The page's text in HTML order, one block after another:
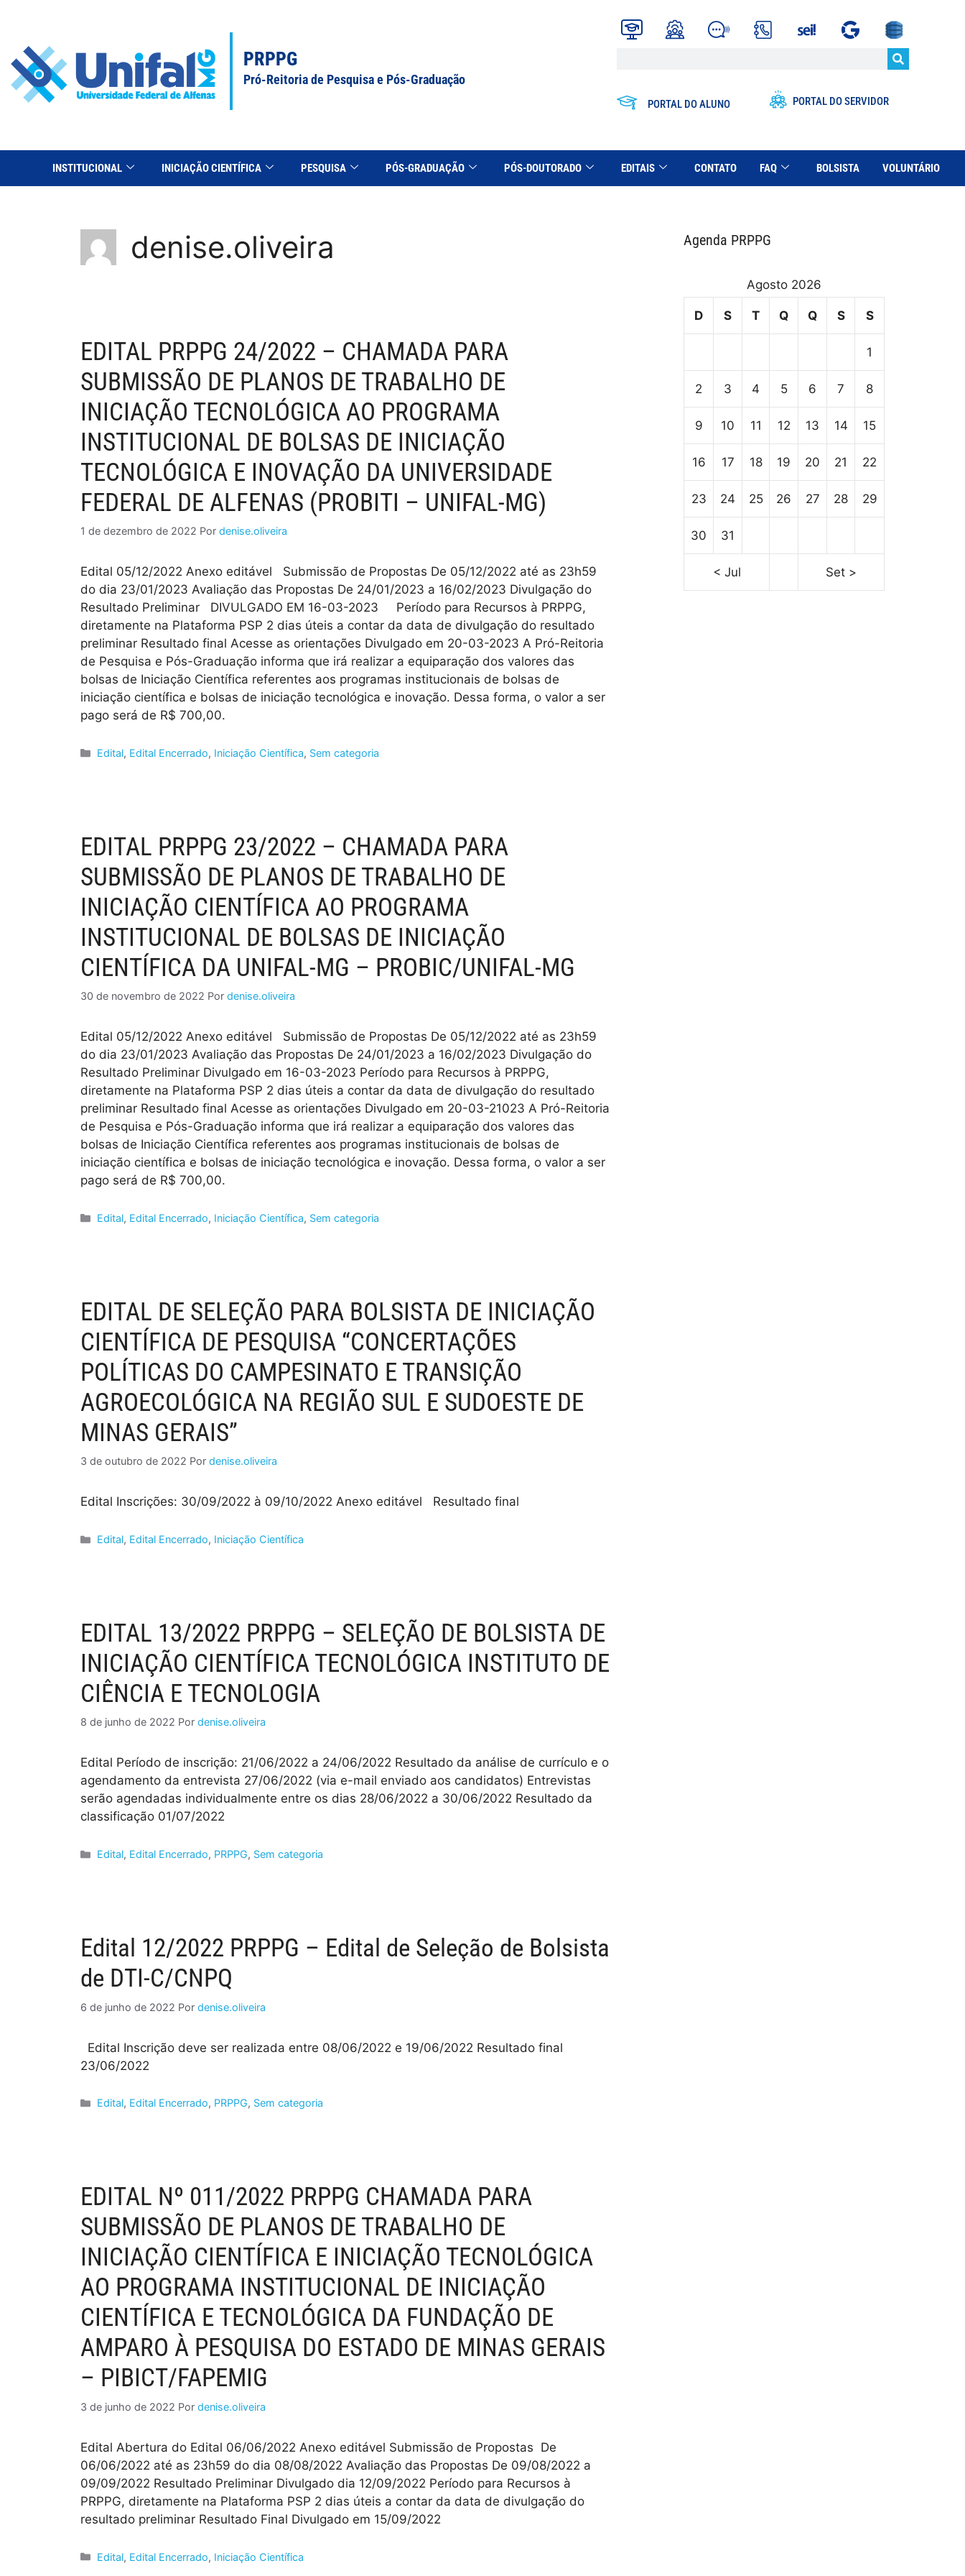
PRPPG
Pró-Reitoria de Pesquisa e Pós-Graduação
PORTAL DO ALUNO PORTAL DO SERVIDOR
INSTITUCIONAL INICIAÇÃO CIENTÍFICA PESQUISA PÓS-GRADUAÇÃO PÓS-DOUTORADO EDITAIS CONTATO FAQ BOLSISTA VOLUNTÁRIO
denise.oliveira
EDITAL PRPPG 24/2022 – CHAMADA PARA
SUBMISSÃO DE PLANOS DE TRABALHO DE
INICIAÇÃO TECNOLÓGICA AO PROGRAMA
INSTITUCIONAL DE BOLSAS DE INICIAÇÃO
TECNOLÓGICA E INOVAÇÃO DA UNIVERSIDADE
FEDERAL DE ALFENAS (PROBITI – UNIFAL-MG)
1 de dezembro de 2022 Por denise.oliveira
Edital 05/12/2022 Anexo editável Submissão de Propostas De 05/12/2022 até as 23h59
do dia 23/01/2023 Avaliação das Propostas De 24/01/2023 a 16/02/2023 Divulgação do
Resultado Preliminar DIVULGADO EM 16-03-2023 Período para Recursos à PRPPG,
diretamente na Plataforma PSP 2 dias úteis a contar da data de divulgação do resultado
preliminar Resultado final Acesse as orientações Divulgado em 20-03-2023 A Pró-Reitoria
de Pesquisa e Pós-Graduação informa que irá realizar a equiparação dos valores das
bolsas de Iniciação Científica referentes aos programas institucionais de bolsas de
iniciação científica e bolsas de iniciação tecnológica e inovação. Dessa forma, o valor a ser
pago será de R$ 700,00.
Edital, Edital Encerrado, Iniciação Científica, Sem categoria
EDITAL PRPPG 23/2022 – CHAMADA PARA
SUBMISSÃO DE PLANOS DE TRABALHO DE
INICIAÇÃO CIENTÍFICA AO PROGRAMA
INSTITUCIONAL DE BOLSAS DE INICIAÇÃO
CIENTÍFICA DA UNIFAL-MG – PROBIC/UNIFAL-MG
30 de novembro de 2022 Por denise.oliveira
Edital 05/12/2022 Anexo editável Submissão de Propostas De 05/12/2022 até as 23h59
do dia 23/01/2023 Avaliação das Propostas De 24/01/2023 a 16/02/2023 Divulgação do
Resultado Preliminar Divulgado em 16-03-2023 Período para Recursos à PRPPG,
diretamente na Plataforma PSP 2 dias úteis a contar da data de divulgação do resultado
preliminar Resultado final Acesse as orientações Divulgado em 20-03-21023 A Pró-Reitoria
de Pesquisa e Pós-Graduação informa que irá realizar a equiparação dos valores das
bolsas de Iniciação Científica referentes aos programas institucionais de bolsas de
iniciação científica e bolsas de iniciação tecnológica e inovação. Dessa forma, o valor a ser
pago será de R$ 700,00.
Edital, Edital Encerrado, Iniciação Científica, Sem categoria
EDITAL DE SELEÇÃO PARA BOLSISTA DE INICIAÇÃO
CIENTÍFICA DE PESQUISA “CONCERTAÇÕES
POLÍTICAS DO CAMPESINATO E TRANSIÇÃO
AGROECOLÓGICA NA REGIÃO SUL E SUDOESTE DE
MINAS GERAIS”
3 de outubro de 2022 Por denise.oliveira
Edital Inscrições: 30/09/2022 à 09/10/2022 Anexo editável Resultado final
Edital, Edital Encerrado, Iniciação Científica
EDITAL 13/2022 PRPPG – SELEÇÃO DE BOLSISTA DE
INICIAÇÃO CIENTÍFICA TECNOLÓGICA INSTITUTO DE
CIÊNCIA E TECNOLOGIA
8 de junho de 2022 Por denise.oliveira
Edital Período de inscrição: 21/06/2022 a 24/06/2022 Resultado da análise de currículo e o
agendamento da entrevista 27/06/2022 (via e-mail enviado aos candidatos) Entrevistas
serão agendadas individualmente entre os dias 28/06/2022 a 30/06/2022 Resultado da
classificação 01/07/2022
Edital, Edital Encerrado, PRPPG, Sem categoria
Edital 12/2022 PRPPG – Edital de Seleção de Bolsista
de DTI-C/CNPQ
6 de junho de 2022 Por denise.oliveira
Edital Inscrição deve ser realizada entre 08/06/2022 e 19/06/2022 Resultado final
23/06/2022
Edital, Edital Encerrado, PRPPG, Sem categoria
EDITAL Nº 011/2022 PRPPG CHAMADA PARA
SUBMISSÃO DE PLANOS DE TRABALHO DE
INICIAÇÃO CIENTÍFICA E INICIAÇÃO TECNOLÓGICA
AO PROGRAMA INSTITUCIONAL DE INICIAÇÃO
CIENTÍFICA E TECNOLÓGICA DA FUNDAÇÃO DE
AMPARO À PESQUISA DO ESTADO DE MINAS GERAIS
– PIBICT/FAPEMIG
3 de junho de 2022 Por denise.oliveira
Edital Abertura do Edital 06/06/2022 Anexo editável Submissão de Propostas De
06/06/2022 até as 23h59 do dia 08/08/2022 Avaliação das Propostas De 09/08/2022 a
09/09/2022 Resultado Preliminar Divulgado dia 12/09/2022 Período para Recursos à
PRPPG, diretamente na Plataforma PSP 2 dias úteis a contar da data de divulgação do
resultado preliminar Resultado Final Divulgado em 15/09/2022
Edital, Edital Encerrado, Iniciação Científica
Agenda PRPPG
Agosto 2026
D S T Q Q S S
1
2 3 4 5 6 7 8
9 10 11 12 13 14 15
16 17 18 19 20 21 22
23 24 25 26 27 28 29
30 31
< Jul Set >